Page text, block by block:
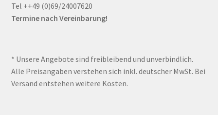
Tel ++49 (0)69/24007620
Termine nach Vereinbarung!
* Unsere Angebote sind freibleibend und unverbindlich.
Alle Preisangaben verstehen sich inkl. deutscher MwSt. Bei
Versand entstehen weitere Kosten.